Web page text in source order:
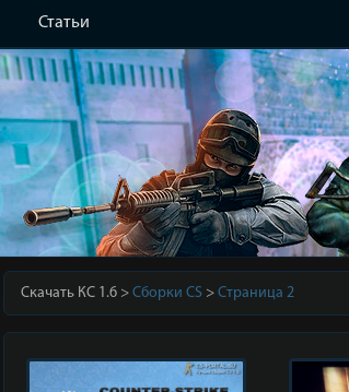
Статьи
Скачать КС 1.6 Сборки CS Страница 2